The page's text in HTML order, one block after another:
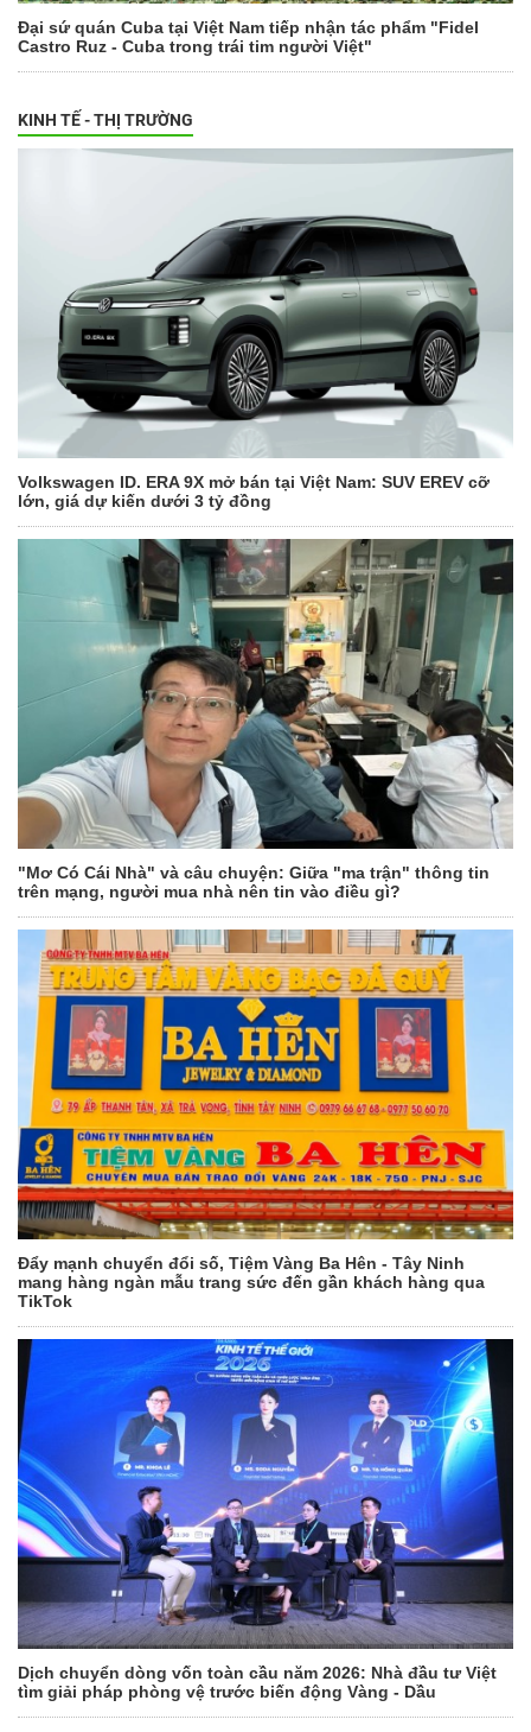
Đại sứ quán Cuba tại Việt Nam tiếp nhận tác phẩm "Fidel
Castro Ruz - Cuba trong trái tim người Việt"
KINH TẾ - THỊ TRƯỜNG
Volkswagen ID. ERA 9X mở bán tại Việt Nam: SUV EREV cỡ
lớn, giá dự kiến dưới 3 tỷ đồng
"Mơ Có Cái Nhà" và câu chuyện: Giữa "ma trận" thông tin
trên mạng, người mua nhà nên tin vào điều gì?
Đẩy mạnh chuyển đổi số, Tiệm Vàng Ba Hên - Tây Ninh
mang hàng ngàn mẫu trang sức đến gần khách hàng qua
TikTok
Dịch chuyển dòng vốn toàn cầu năm 2026: Nhà đầu tư Việt
tìm giải pháp phòng vệ trước biến động Vàng - Dầu